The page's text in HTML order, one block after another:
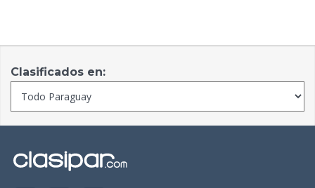
Clasificados en: